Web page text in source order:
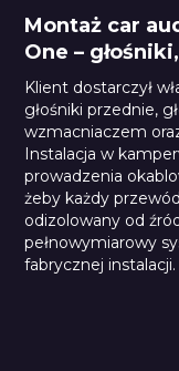
Montaż car
One –
Klient dostarczył
głośniki przednie,
wzmacniaczem
Instalacja w
prowadzenia
żeby każdy
odizolowany od
pełnowymiarowy
fabrycznej instalacji.